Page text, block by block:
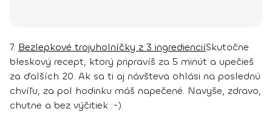
7. Bezlepkové trojuholníčky z 3 ingredienciíSkutočne
bleskový recept, ktorý pripravíš za 5 minút a upečieš
za ďalších 20. Ak sa ti aj návšteva ohlási na poslednú
chvíľu, za pol hodinku máš napečené. Navyše, zdravo,
chutne a bez výčitiek :-).